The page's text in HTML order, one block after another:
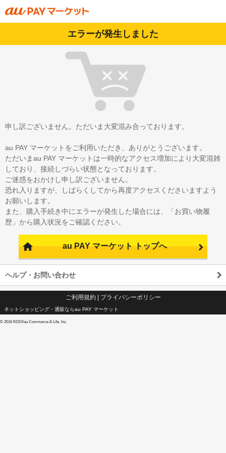
エラーが発生しました
申し訳ございません。ただいま大変混み合っております。
au PAY マーケットをご利用いただき、ありがとうございます。
ただいまau PAY マーケットは一時的なアクセス増加により大変混雑
しており、接続しづらい状態となっております。
ご迷惑をおかけし申し訳ございません。
恐れ入りますが、しばらくしてから再度アクセスくださいますよう
お願いします。
また、購入手続き中にエラーが発生した場合には、「お買い物履
歴」から購入状況をご確認ください。
au PAY マーケット トップへ
ヘルプ・お問い合わせ
ご利用規約| プライバシーポリシー
ネットショッピング・通販ならau PAY マーケット
© 2016 KDDI/au Commerce & Life, Inc.